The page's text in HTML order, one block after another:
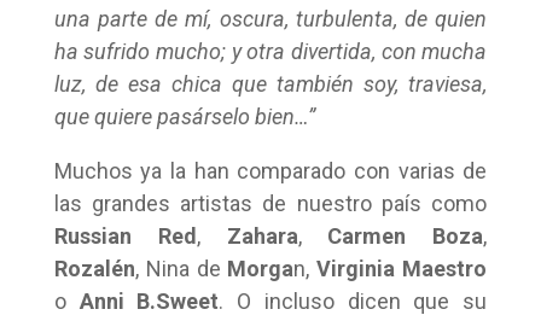
una parte de mí, oscura, turbulenta, de quien
ha sufrido mucho; y otra divertida, con mucha
luz, de esa chica que también soy, traviesa,
que quiere pasárselo bien…”
Muchos ya la han comparado con varias de
las grandes artistas de nuestro país como
Russian Red, Zahara, Carmen Boza,
Rozalén, Nina de Morgan,Virginia Maestro
o Anni B.Sweet. O incluso dicen que su